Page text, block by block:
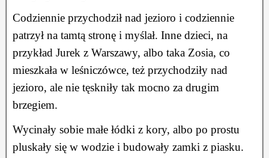
Codziennie przychodził nad jezioro i codziennie
patrzył na tamtą stronę i myślał. Inne dzieci, na
przykład Jurek z Warszawy, albo taka Zosia, co
mieszkała w leśniczówce, też przychodziły nad
jezioro, ale nie tęskniły tak mocno za drugim
brzegiem.
Wycinały sobie małe łódki z kory, albo po prostu
pluskały się w wodzie i budowały zamki z piasku.